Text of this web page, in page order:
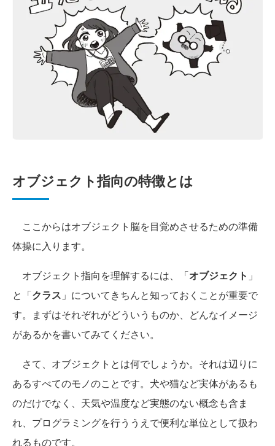
オブジェクト指向の特徴とは
ここからはオブジェクト脳を目覚めさせるための準備
体操に入ります。
オブジェクト指向を理解するには、「オブジェクト 」
と「クラス 」についてきちんと知っておくことが重要で
す。まずはそれぞれがどういうものか、どんなイメージ
があるかを書いてみてください。
さて、オブジェクトとは何でしょうか。それは辺りに
あるすべてのモノのことです。犬や猫など実体があるも
のだけでなく、天気や温度など実態のない概念も含ま
れ、プログラミングを行ううえで便利な単位として扱わ
れるものです。